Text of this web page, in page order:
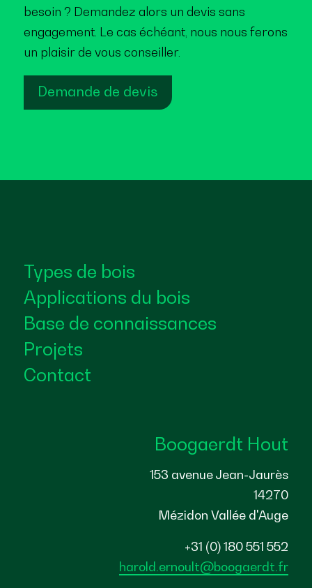
besoin ? Demandez alors un devis sans
engagement. Le cas échéant, nous nous ferons
un plaisir de vous conseiller.
Demande de devis
Types de bois
Applications du bois
Base de connaissances
Projets
Contact
Boogaerdt Hout
153 avenue Jean-Jaurès
14270
Mézidon Vallée d'Auge
+31 (0) 180 551 552
harold.ernoult@boogaerdt.fr